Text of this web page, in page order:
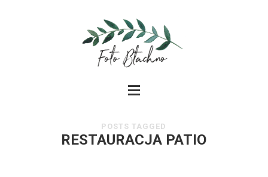
POSTS TAGGED
RESTAURACJA PATIO